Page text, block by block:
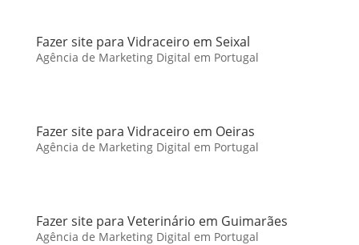
Fazer site para Vidraceiro em Seixal
Agência de Marketing Digital em Portugal
Fazer site para Vidraceiro em Oeiras
Agência de Marketing Digital em Portugal
Fazer site para Veterinário em Guimarães
Agência de Marketing Digital em Portugal